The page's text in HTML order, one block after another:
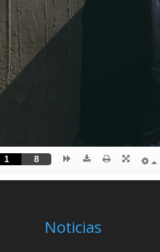
Noticias